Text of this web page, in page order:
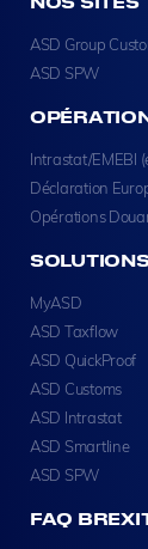
ASD Group
ASD SPW
Intrastat/EMEBI
Déclaration
Opérations
MyASD
ASD Taxflow
ASD QuickProof
ASD Customs
ASD Intrastat
ASD Smartline
ASD SPW
FAQ